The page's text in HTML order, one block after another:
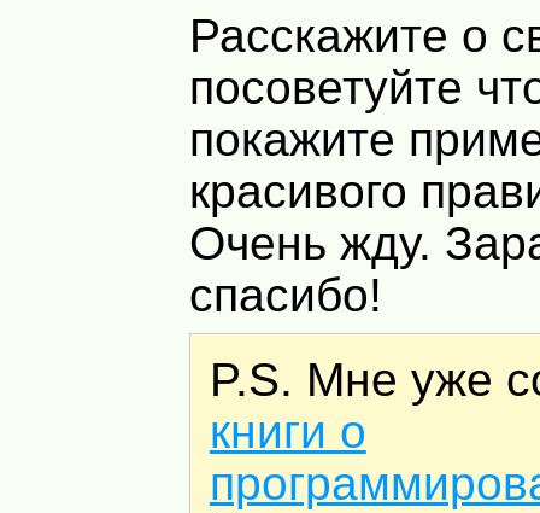
Расскажите о
посоветуйте
покажите
красивого
Очень жду.
спасибо!
P.S. Мне уже
книги о